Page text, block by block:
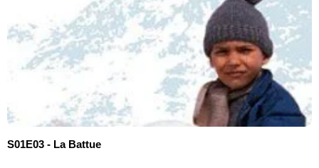
S01E03 - La Battue